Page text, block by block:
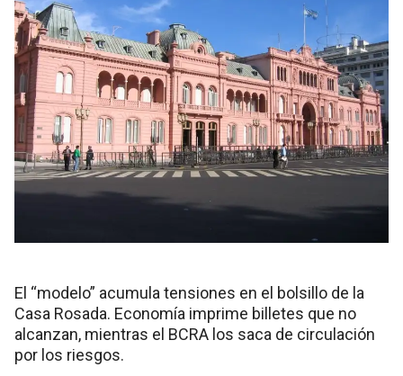
El “modelo” acumula tensiones en el bolsillo de la
Casa Rosada. Economía imprime billetes que no
alcanzan, mientras el BCRA los saca de circulación
por los riesgos.